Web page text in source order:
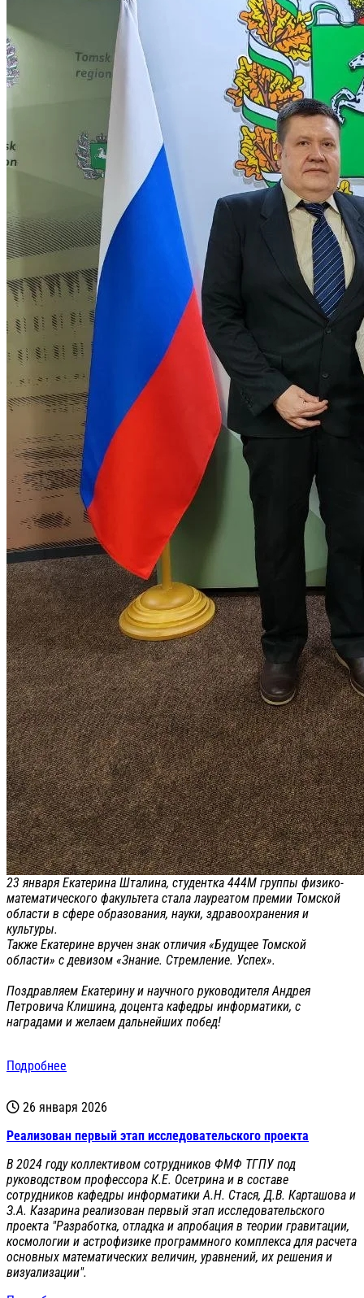
23 января Екатерина Шталина, студентка 444М группы физико-
математического факультета стала лауреатом премии Томской
области в сфере образования, науки, здравоохранения и
культуры.
Также Екатерине вручен знак отличия «Будущее Томской
области» с девизом «Знание. Стремление. Успех».
Поздравляем Екатерину и научного руководителя Андрея
Петровича Клишина, доцента кафедры информатики, с
наградами и желаем дальнейших побед!
Подробнее
26 января 2026
Реализован первый этап исследовательского проекта
В 2024 году коллективом сотрудников ФМФ ТГПУ под
руководством профессора К.Е. Осетрина и в составе
сотрудников кафедры информатики А.Н. Стася, Д.В. Карташова и
З.А. Казарина реализован первый этап исследовательского
проекта "Разработка, отладка и апробация в теории гравитации,
космологии и астрофизике программного комплекса для расчета
основных математических величин, уравнений, их решения и
визуализации".